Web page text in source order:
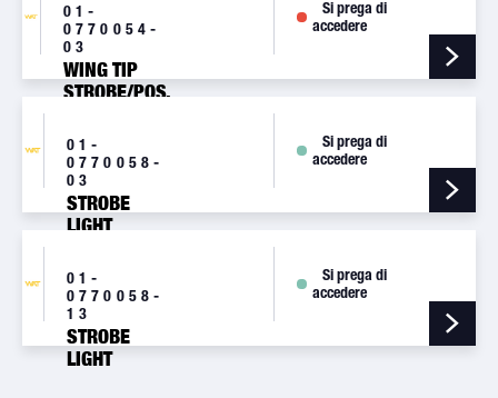
01-
0770054-
03
WING TIP
STROBE/POS.
[A650PR2]
Si prega di
accedere
01-
0770058-
03
STROBE
LIGHT
WHITE
[A625]
Si prega di
accedere
01-
0770058-
13
STROBE
LIGHT
Si prega di
accedere